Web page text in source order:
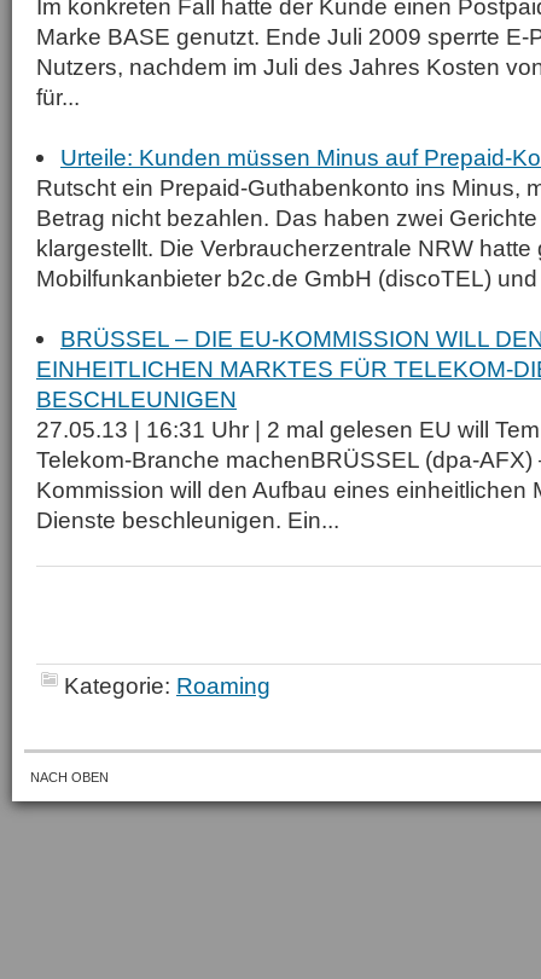
Im konkreten Fall hatte der Kunde einen
Marke BASE genutzt. Ende Juli 2009 sperrte E-
Nutzers, nachdem im Juli des Jahres Kosten
für...
Urteile: Kunden müssen Minus auf Prepaid-
Rutscht ein Prepaid-Guthabenkonto ins Minus,
Betrag nicht bezahlen. Das haben zwei
klargestellt. Die Verbraucherzentrale NRW hatte
Mobilfunkanbieter b2c.de GmbH (discoTEL)
BRÜSSEL – DIE EU-KOMMISSION WILL
EINHEITLICHEN MARKTES FÜR TELEKOM-
BESCHLEUNIGEN
27.05.13 | 16:31 Uhr | 2 mal gelesen EU will
Telekom-Branche machenBRÜSSEL (dpa-AFX)
Kommission will den Aufbau eines einheitlichen
Dienste beschleunigen. Ein...
Kategorie: Roaming
NACH OBEN